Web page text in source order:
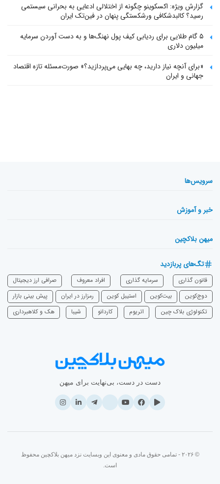
گزارش ویژه: اکسکوینو چگونه از اختلالی ادعایی به بحرانی سیستمی
رسید؟ کالبدشکافی ورشکستگی پنهان در فین‌تک ایران
۵ گام طلایی برای ردیابی کیف پول‌ نهنگ‌ها و به دست آوردن سرمایه
میلیون دلاری
«برای آنچه نیاز دارید، چه بهایی می‌پردازید؟» صورت‌مسئله تازه اقتصاد
جهانی و ایران
سرویس‌ها
خبر و آموزش
میهن بلاکچین
تگ‌های پربازدید
قانون گذاری سرمایه‌ گذاری افراد معروف
صرافی ارز دیجیتال
دوج‌کوین
بیت‌کوین استیبل کوین رمزارز در ایران
پیش بینی بازار
تکنولوژی بلاک چین
اتریوم ‌کاردانو شیبا هک و کلاهبرداری
دست در دست، بی‌نهایت برای میهن
© ۲۰۲۶ - تمامی حقوق مادی و معنوی این وبسایت نزد میهن بلاکچین محفوظ
است.